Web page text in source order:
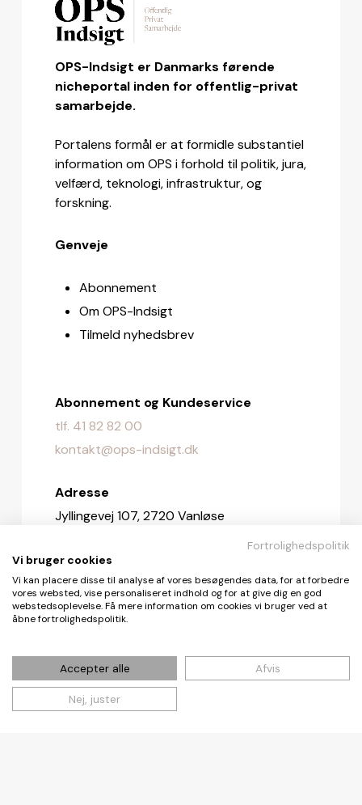
OPS-Indsigt er Danmarks førende
nicheportal inden for offentlig-privat
samarbejde.
Portalens formål er at formidle substantiel
information om OPS i forhold til politik, jura,
velfærd, teknologi, infrastruktur, og
forskning.
Genveje
Abonnement
Om OPS-Indsigt
Tilmeld nyhedsbrev
Abonnement og Kundeservice
tlf. 41 82 82 00
kontakt@ops-indsigt.dk
Adresse
Jyllingevej 107, 2720 Vanløse
Redaktionen
redaktionen@ops-indsigt.dk
© De Fire Vinde ApS 2026
Fortrolighedspolitik
Vi bruger cookies
Vi kan placere disse til analyse af vores besøgendes data, for at forbedre
vores websted, vise personaliseret indhold og for at give dig en god
webstedsoplevelse. Få mere information om cookies vi bruger ved at
åbne fortrolighedspolitik.
Accepter alle Afvis
Nej, juster